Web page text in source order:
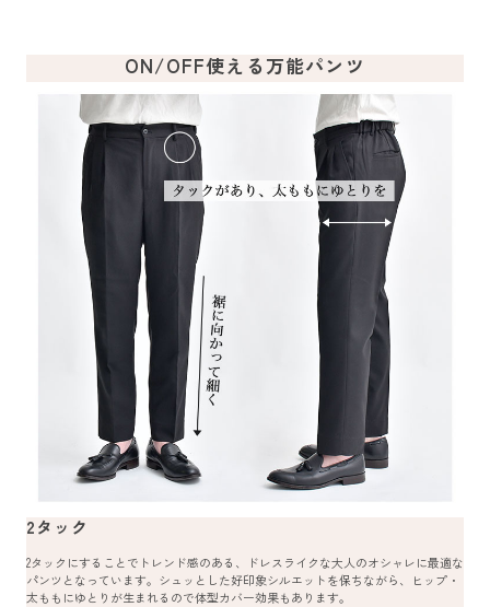
ON/OFF使える万能パンツ
2タック
2タックにすることでトレンド感のある、ドレスライクな大人のオシャレに最適な
パンツとなっています。シュッとした好印象シルエットを保ちながら、ヒップ・
太ももにゆとりが生まれるので体型カバー効果もあります。